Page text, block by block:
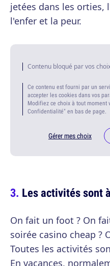
jetées dans les orties,
l'enfer et la peur.
Contenu bloqué par vos
Ce contenu est fourni par un
accepter les cookies dans vos
Modifiez ce choix à tout
Confidentialité" en bas de page.
Gérer mes choix
Les activités sont
On fait un foot ? On
soirée casino cheap ?
Toutes les activités
En vacances,